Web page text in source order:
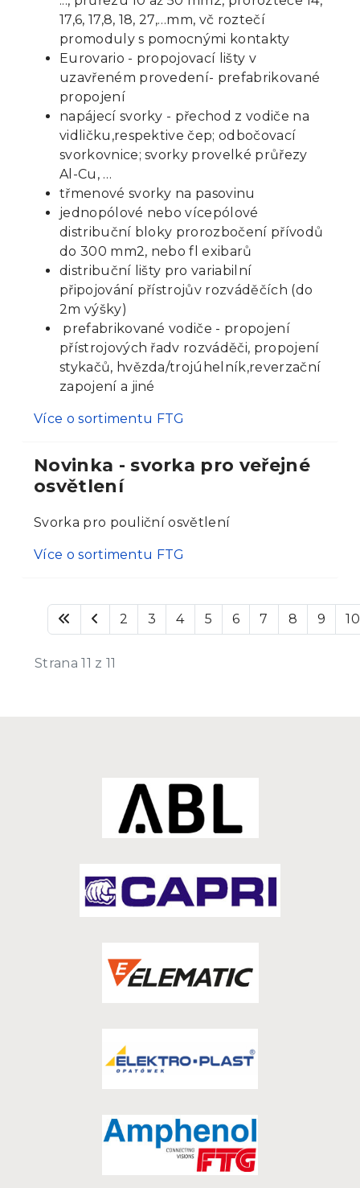
17,6, 17,8, 18, 27,…mm, vč roztečí
promoduly s pomocnými kontakty
Eurovario - propojovací lišty v
uzavřeném provedení- prefabrikované
propojení
napájecí svorky - přechod z vodiče na
vidličku,respektive čep; odbočovací
svorkovnice; svorky provelké průřezy
Al-Cu, …
třmenové svorky na pasovinu
jednopólové nebo vícepólové
distribuční bloky prorozbočení přívodů
do 300 mm2, nebo fl exibarů
distribuční lišty pro variabilní
připojování přístrojův rozváděčích (do
2m výšky)
prefabrikované vodiče - propojení
přístrojových řadv rozváděči, propojení
stykačů, hvězda/trojúhelník,reverzační
zapojení a jiné
Více o sortimentu FTG
Novinka - svorka pro veřejné
osvětlení
Svorka pro pouliční osvětlení
Více o sortimentu FTG
2 3 4 5 6 7 8 9 10
Strana 11 z 11